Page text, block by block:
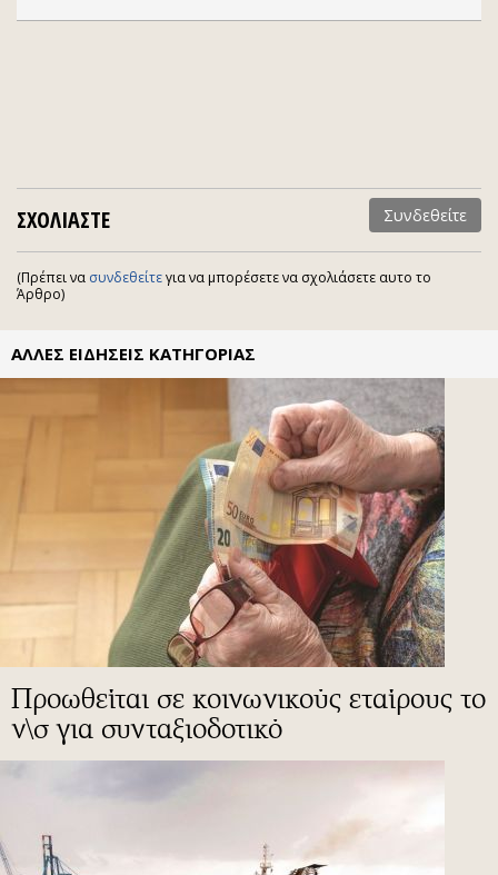
ΣΧΟΛΙΑΣΤΕ Συνδεθείτε
(Πρέπει να συνδεθείτεγια να μπορέσετε να σχολιάσετε αυτο το
Άρθρο)
ΑΛΛΕΣ ΕΙΔΗΣΕΙΣ ΚΑΤΗΓΟΡΙΑΣ
Προωθείται σε κοινωνικούς εταίρους το
ν\σ για συνταξιοδοτικό